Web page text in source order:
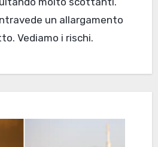
un allargamento
Vediamo i rischi.